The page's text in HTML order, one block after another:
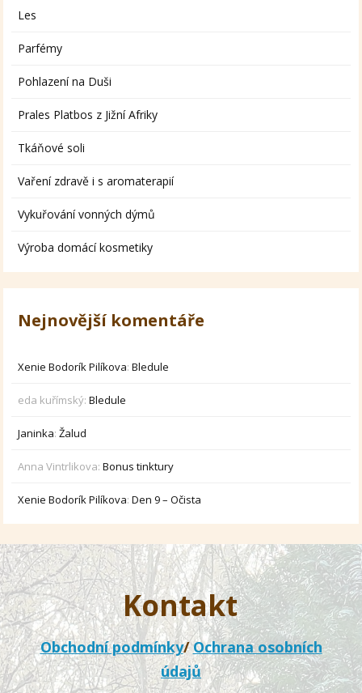
Les
Parfémy
Pohlazení na Duši
Prales Platbos z Jižní Afriky
Tkáňové soli
Vaření zdravě i s aromaterapií
Vykuřování vonných dýmů
Výroba domácí kosmetiky
Nejnovější komentáře
Xenie Bodorík Pilíkova:Bledule
eda kuřímský:Bledule
Janinka:Žalud
Anna Vintrlikova:Bonus tinktury
Xenie Bodorík Pilíkova:Den 9 – Očista
Kontakt
Obchodní podmínky/Ochrana osobních
údajů